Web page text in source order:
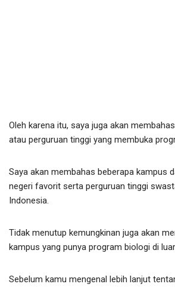
Oleh karena itu, saya juga akan
atau perguruan tinggi yang membuka
Saya akan membahas beberapa kampus
negeri favorit serta perguruan tinggi
Indonesia.
Tidak menutup kemungkinan juga akan
kampus yang punya program biologi di
Sebelum kamu mengenal lebih lanjut